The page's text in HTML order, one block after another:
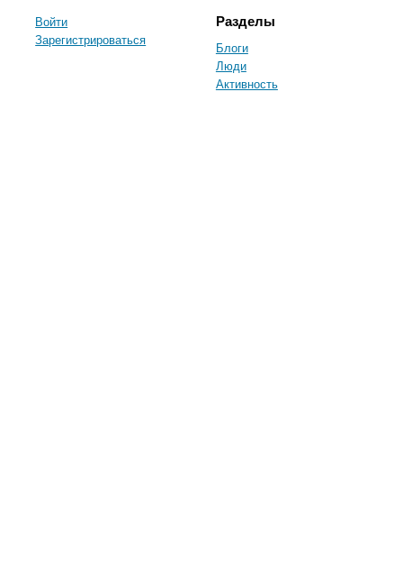
Войти
Зарегистрироваться
Разделы
Блоги
Люди
Активность